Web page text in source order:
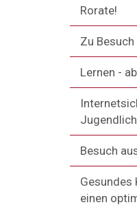
Rorate!
Zu
Lernen -
Besuch
Gesundes
einen